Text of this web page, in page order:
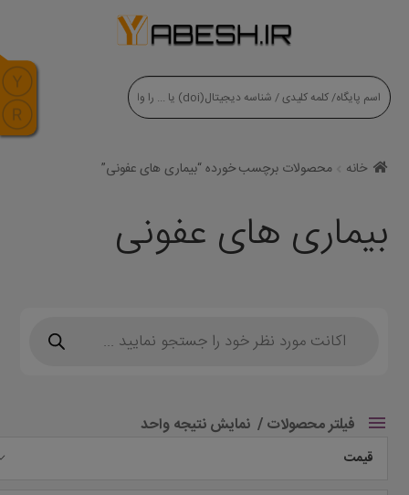
خانه محصولات برچسب خورده “بیماری های عفونی”
بیماری های عفونی
search
فیلتر محصولات نمایش نتیجه واحد
قیمت
modal-check